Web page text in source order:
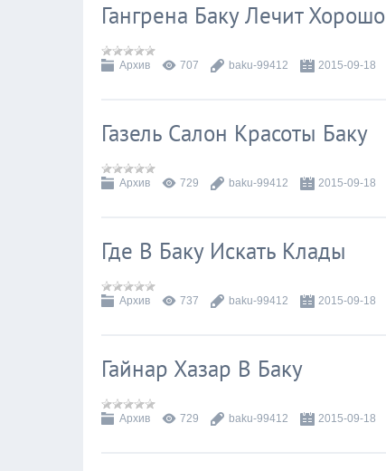
Гангрена Баку Лечит Хорошо
Архив 707 baku-99412 2015-09-18
Газель Салон Красоты Баку
Архив 729 baku-99412 2015-09-18
Где В Баку Искать Клады
Архив 737 baku-99412 2015-09-18
Гайнар Хазар В Баку
Архив 729 baku-99412 2015-09-18